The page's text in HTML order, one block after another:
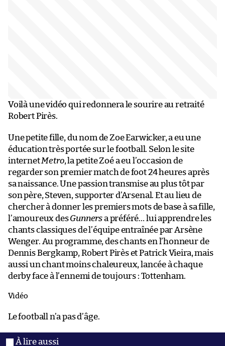
Voilà une vidéo qui redonnera le sourire au retraité
Robert Pirès.
Une petite fille, du nom de Zoe Earwicker, a eu une
éducation très portée sur le football. Selon le site
internetMetro, la petite Zoé a eu l’occasion de
regarder son premier match de foot 24 heures après
sa naissance. Une passion transmise au plus tôt par
son père, Steven, supporter d’Arsenal. Et au lieu de
chercher à donner les premiers mots de base à sa fille,
l’amoureux desGunnersa préféré… lui apprendre les
chants classiques de l’équipe entraînée par Arsène
Wenger. Au programme, des chants en l’honneur de
Dennis Bergkamp, Robert Pirès et Patrick Vieira, mais
aussi un chant moins chaleureux, lancée à chaque
derby face à l’ennemi de toujours : Tottenham.
Vidéo
Le football n’a pas d’âge.